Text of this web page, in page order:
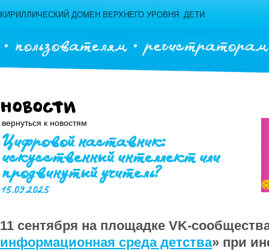
КИРИЛЛИЧЕСКИЙ ДОМЕН ВЕРХНЕГО УРОВНЯ .ДЕТИ
пользователям регистраторам
Новости
вернуться к новостям
Цифровой наставник:
искусственный интеллект или
продвинутый учитель?
15.09.2025
11 сентября на площадке VK-
информационная среда детства» при